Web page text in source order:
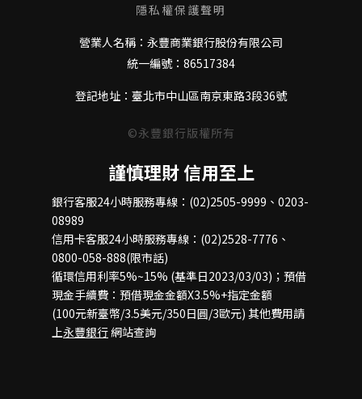
隱私權保護聲明
營業人名稱：永豐商業銀行股份有限公司
統一編號：86517384
登記地址：臺北市中山區南京東路3段36號
©永豐銀行版權所有
謹慎理財 信用至上
銀行客服24小時服務專線：(02)2505-9999、0203-
08989
信用卡客服24小時服務專線：(02)2528-7776、
0800-058-888(限市話)
循環信用利率5%~15% (基準日2023/03/03)；預借
現金手續費：預借現金金額X3.5%+指定金額
(100元新臺幣/3.5美元/350日圓/3歐元) 其他費用請
上永豐銀行 網站查詢